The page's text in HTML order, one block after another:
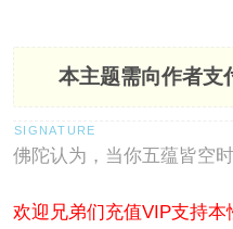
本主题需向作者支
佛陀认为，当你五蕴皆空
欢迎兄弟们充值VIP支持本